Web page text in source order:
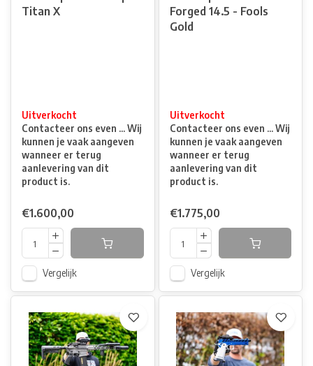
Titan X
Uitverkocht
Contacteer ons even ... Wij
kunnen je vaak aangeven
wanneer er terug
aanlevering van dit
product is.
€1.600,00
Vergelijk
Forged 14.5 - Fools
Gold
Uitverkocht
Contacteer ons even ... Wij
kunnen je vaak aangeven
wanneer er terug
aanlevering van dit
product is.
€1.775,00
Vergelijk